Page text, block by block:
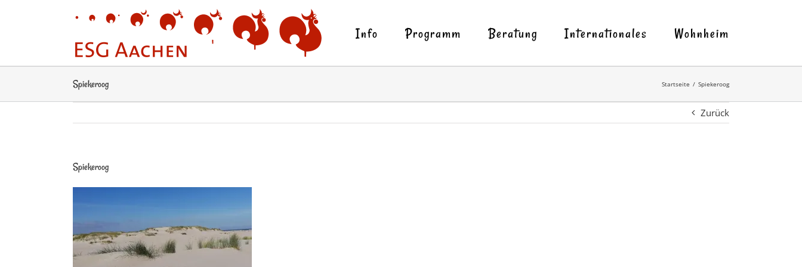
Info Programm Beratung Internationales Wohnheim
Spiekeroog Startseite Spiekeroog
Zurück
Spiekeroog